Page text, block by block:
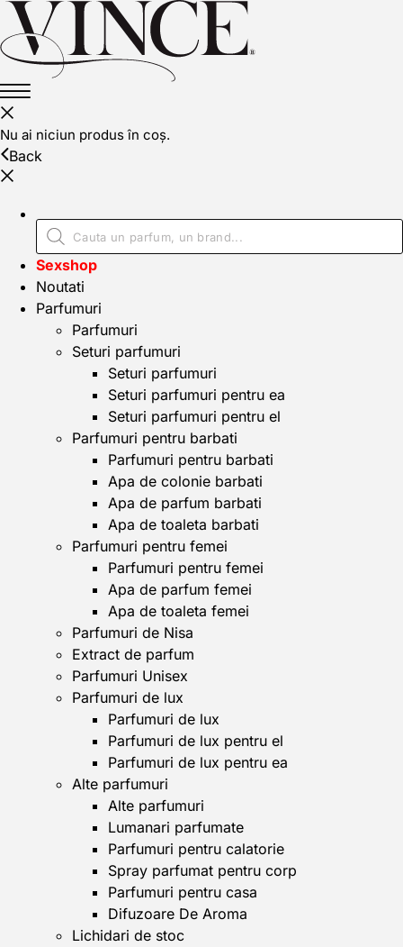
Nu ai niciun produs în coș.
Back
Sexshop
Noutati
Parfumuri
Parfumuri
Seturi parfumuri
Seturi parfumuri
Seturi parfumuri pentru ea
Seturi parfumuri pentru el
Parfumuri pentru barbati
Parfumuri pentru barbati
Apa de colonie barbati
Apa de parfum barbati
Apa de toaleta barbati
Parfumuri pentru femei
Parfumuri pentru femei
Apa de parfum femei
Apa de toaleta femei
Parfumuri de Nisa
Extract de parfum
Parfumuri Unisex
Parfumuri de lux
Parfumuri de lux
Parfumuri de lux pentru el
Parfumuri de lux pentru ea
Alte parfumuri
Alte parfumuri
Lumanari parfumate
Parfumuri pentru calatorie
Spray parfumat pentru corp
Parfumuri pentru casa
Difuzoare De Aroma
Lichidari de stoc